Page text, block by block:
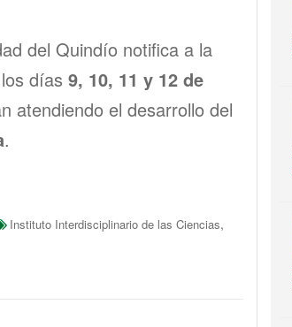
del Quindío notifica a la
días 9, 10, 11 y 12 de
atendiendo el desarrollo del
.
Instituto Interdisciplinario de las Ciencias,